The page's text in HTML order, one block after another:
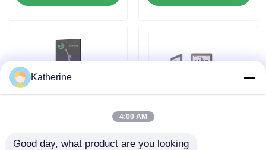
Νέα
Shopping Online
Έξυπνος καθρέφτης Έξυπνος καθρέφτης
Katherine
4:00 AM
Good day, what product are you looking